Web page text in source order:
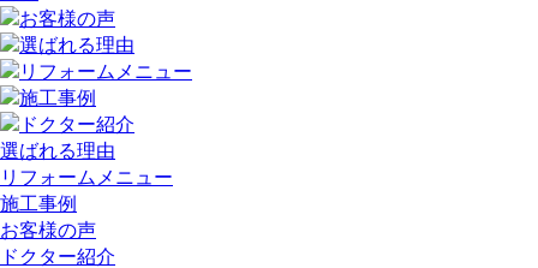
選ばれる理由
リフォームメニュー
施工事例
お客様の声
ドクター紹介